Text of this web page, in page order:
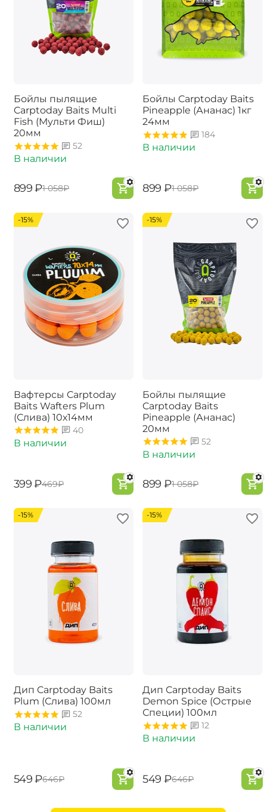
Бойлы пылящие
Carptoday Baits Multi
Fish (Мульти Фиш)
20мм
52
В наличии
‍899‍ ₽‍1 058‍₽
Бойлы Carptoday Baits
Pineapple (Ананас) 1кг
24мм
184
В наличии
‍899‍ ₽‍1 058‍₽
-15%
Вафтерсы Carptoday
Baits Wafters Plum
(Слива) 10х14мм
40
В наличии
‍399‍ ₽‍469‍₽
-15%
Бойлы пылящие
Carptoday Baits
Pineapple (Ананас)
20мм
52
В наличии
‍899‍ ₽‍1 058‍₽
-15%
Дип Carptoday Baits
Plum (Слива) 100мл
52
В наличии
‍549‍ ₽‍646‍₽
-15%
Дип Carptoday Baits
Demon Spice (Острые
Специи) 100мл
12
В наличии
‍549‍ ₽‍646‍₽